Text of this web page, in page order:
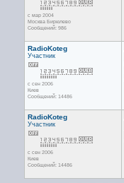
с мар 2004
Москва Бирюлево
Сообщений: 986
RadioKoteg
Участник
с сен 2006
Киев
Сообщений: 14486
RadioKoteg
Участник
с сен 2006
Киев
Сообщений: 14486